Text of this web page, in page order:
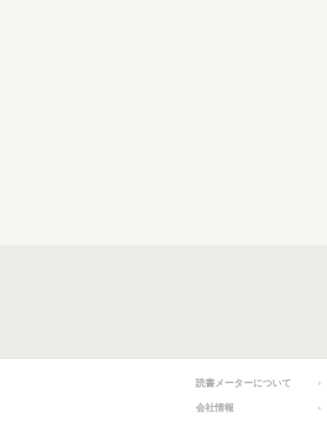
読書メーターについて
会社情報